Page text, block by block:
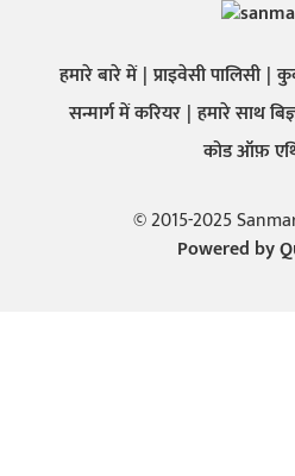
हमारे बारे में प्राइवेसी पालिसी
सन्मार्ग में करियर हमारे साथ
कोड ऑफ़
© 2015-2025
Powered by